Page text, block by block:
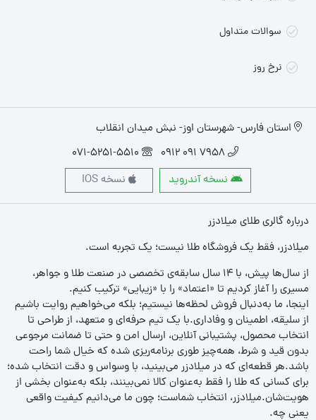
سوالات متداول
نرخ روز
استان فارس- شهرستان اوز- نبش میدان انقلاب
7958 091 0912
071-5251-5510
نسخه آندروید
نسخه IOS
درباره گالری طلای میلادزر
میلادزر، فقط یک فروشگاه طلا نیست؛ یک تجربه‌ است.
از سال‌ها پیش، با ۱۴ سال سابقه‌ی تخصصی در صنعت طلا و جواهر،
مسیری را آغاز کردیم تا «اعتماد» را با «زیبایی» ترکیب کنیم.
اینجا، ما به‌دنبال فروش لحظه‌ها نیستیم؛ بلکه می‌خواهیم روایت باشیم
از سلیقه، اطمینان و وفاداری.با یک تیم حرفه‌ای و متعهد، از طراحی تا
انتخاب محصول، پشتیبانی آنلاین، ارسال امن و حتی تا ضمانت مرجوعی
بدون قید و شرط، همه‌چیز طوری برنامه‌ریزی شده که خیال شما راحت
باشد.هر قطعه‌ای که در میلادزر می‌بینید، با وسواس و دقت انتخاب شده؛
برای کسانی که طلا را فقط به‌عنوان کالا نمی‌بینند، بلکه به‌عنوان بخشی از
هویت‌شان.میلادزر، انتخاب شماست؛ چون ما می‌دانیم کیفیت واقعی
یعنی چه.